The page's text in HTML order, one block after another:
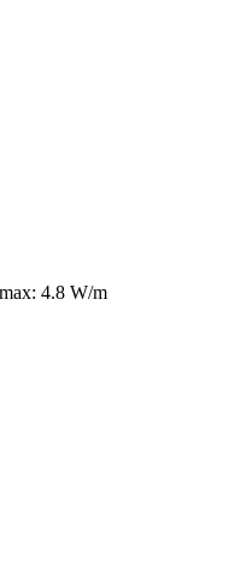
4.8 W/m